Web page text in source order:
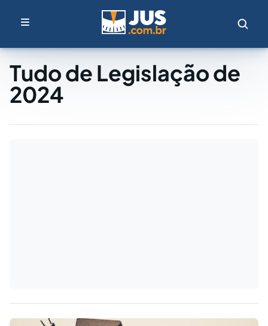
Tudo de Legislação de
2024